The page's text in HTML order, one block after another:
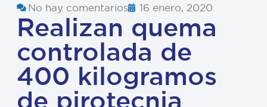
No hay comentarios 16 enero, 2020
Realizan quema
controlada de
400 kilogramos
de pirotecnia